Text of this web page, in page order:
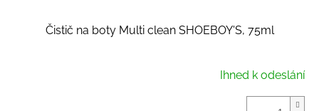
Čistič na boty Multi clean SHOEBOY'S, 75ml
Ihned k odeslání